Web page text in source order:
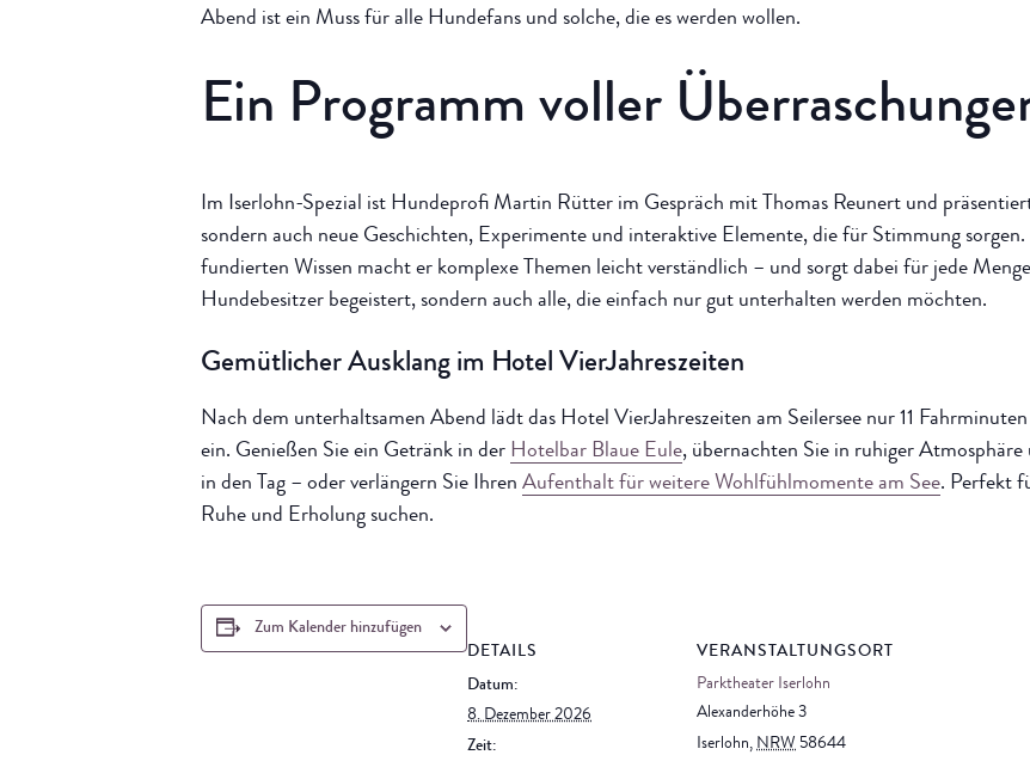
Abend ist ein Muss für alle Hundefans und solche, die es werden wollen.
Ein Programm voller
Im Iserlohn-Spezial ist Hundeprofi Martin Rütter im Gespräch mit Thomas Reunert und
sondern auch neue Geschichten, Experimente und interaktive Elemente, die für Stimmung
fundierten Wissen macht er komplexe Themen leicht verständlich – und sorgt dabei für jede
Hundebesitzer begeistert, sondern auch alle, die einfach nur gut unterhalten werden möchten.
Gemütlicher Ausklang im Hotel VierJahreszeiten
Nach dem unterhaltsamen Abend lädt das Hotel VierJahreszeiten am Seilersee nur 11
ein. Genießen Sie ein Getränk in der Hotelbar Blaue Eule, übernachten Sie in ruhiger
in den Tag – oder verlängern Sie Ihren Aufenthalt für weitere Wohlfühlmomente am See. Perfekt
Ruhe und Erholung suchen.
Zum Kalender hinzufügen
DETAILS
Datum:
8. Dezember 2026
Zeit:
VERANSTALTUNGSORT
Parktheater Iserlohn
Alexanderhöhe 3
Iserlohn, NRW 58644